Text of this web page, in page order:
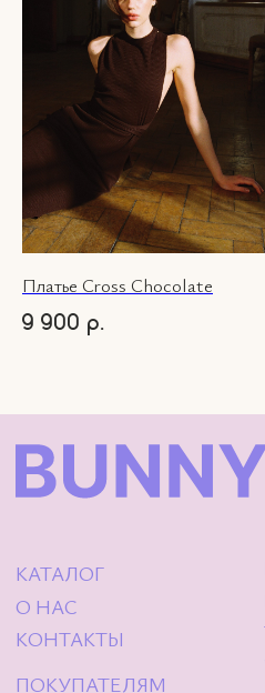
Платье Cross Chocolate
9 900 р.
деятельность которой в
России запрещена.
© 2026 Bunny-
Poem.com
конфиденциальности
Пользовательское
Публичная оферта